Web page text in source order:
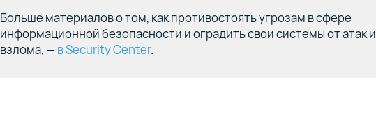
Больше материалов о том, как противостоять угрозам в сфере
информационной безопасности и оградить свои системы от атак и
взлома, — в Security Center.